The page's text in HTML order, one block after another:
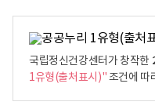
국립정신건강센터가 창작한
1유형(출처표시)"조건에 따